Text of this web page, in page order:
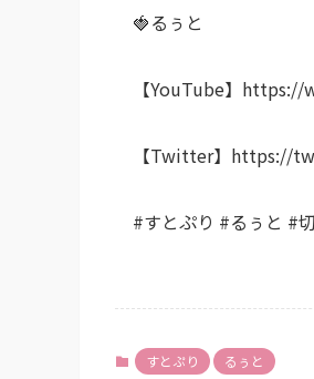
🍓るぅと
【YouTube】
【Twitter】https://
#すとぷり #るぅと #
すとぷり るぅと